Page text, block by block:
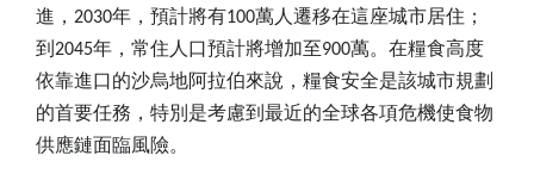
進， 2030年，預計將有 100萬人遷移在這座城市居住；
到 2045年，常住人口預計將增加至900萬。在糧食高度
依靠進口的沙烏地阿拉伯來說，糧食安全是該城市規劃
的首要任務，特別是考慮到最近的全球各項危機使食物
供應鏈面臨風險。